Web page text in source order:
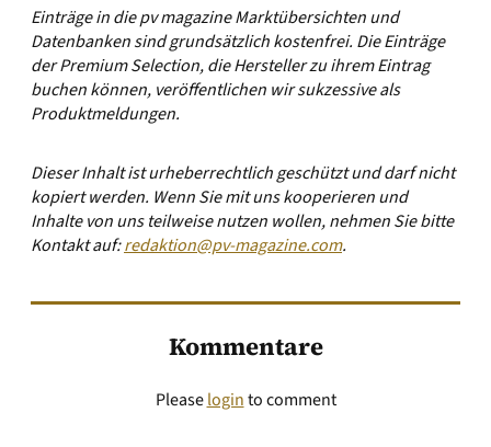
Einträge in die pv magazine Marktübersichten und
Datenbanken sind grundsätzlich kostenfrei. Die Einträge
der Premium Selection, die Hersteller zu ihrem Eintrag
buchen können, veröffentlichen wir sukzessive als
Produktmeldungen.
Dieser Inhalt ist urheberrechtlich geschützt und darf nicht
kopiert werden. Wenn Sie mit uns kooperieren und
Inhalte von uns teilweise nutzen wollen, nehmen Sie bitte
Kontakt auf:redaktion@pv-magazine.com.
Kommentare
Pleaseloginto comment